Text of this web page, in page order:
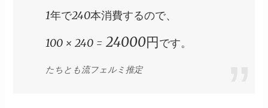
1年で240本消費するので、
100 × 240 = 24000円です。
たちとも流フェルミ推定